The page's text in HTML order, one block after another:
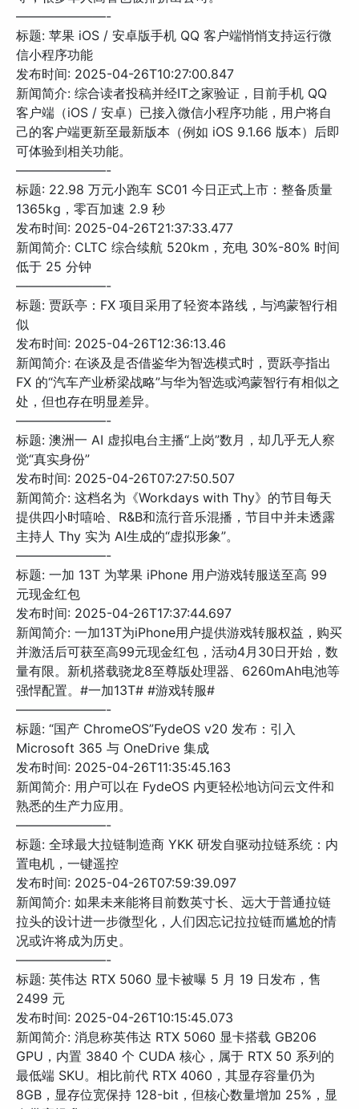
———————-
标题: 苹果 iOS / 安卓版手机 QQ 客户端悄悄支持运行微
信小程序功能
发布时间: 2025-04-26T10:27:00.847
新闻简介: 综合读者投稿并经IT之家验证，目前手机 QQ
客户端（iOS / 安卓）已接入微信小程序功能，用户将自
己的客户端更新至最新版本（例如 iOS 9.1.66 版本）后即
可体验到相关功能。
———————-
标题: 22.98 万元小跑车 SC01 今日正式上市：整备质量
1365kg，零百加速 2.9 秒
发布时间: 2025-04-26T21:37:33.477
新闻简介: CLTC 综合续航 520km，充电 30%-80% 时间
低于 25 分钟
———————-
标题: 贾跃亭：FX 项目采用了轻资本路线，与鸿蒙智行相
似
发布时间: 2025-04-26T12:36:13.46
新闻简介: 在谈及是否借鉴华为智选模式时，贾跃亭指出
FX 的“汽车产业桥梁战略”与华为智选或鸿蒙智行有相似之
处，但也存在明显差异。
———————-
标题: 澳洲一 AI 虚拟电台主播“上岗”数月，却几乎无人察
觉“真实身份”
发布时间: 2025-04-26T07:27:50.507
新闻简介: 这档名为《Workdays with Thy》的节目每天
提供四小时嘻哈、R&B和流行音乐混播，节目中并未透露
主持人 Thy 实为 AI生成的“虚拟形象”。
———————-
标题: 一加 13T 为苹果 iPhone 用户游戏转服送至高 99
元现金红包
发布时间: 2025-04-26T17:37:44.697
新闻简介: 一加13T为iPhone用户提供游戏转服权益，购买
并激活后可获至高99元现金红包，活动4月30日开始，数
量有限。新机搭载骁龙8至尊版处理器、6260mAh电池等
强悍配置。#一加13T# #游戏转服#
———————-
标题: “国产 ChromeOS”FydeOS v20 发布：引入
Microsoft 365 与 OneDrive 集成
发布时间: 2025-04-26T11:35:45.163
新闻简介: 用户可以在 FydeOS 内更轻松地访问云文件和
熟悉的生产力应用。
———————-
标题: 全球最大拉链制造商 YKK 研发自驱动拉链系统：内
置电机，一键遥控
发布时间: 2025-04-26T07:59:39.097
新闻简介: 如果未来能将目前数英寸长、远大于普通拉链
拉头的设计进一步微型化，人们因忘记拉拉链而尴尬的情
况或许将成为历史。
———————-
标题: 英伟达 RTX 5060 显卡被曝 5 月 19 日发布，售
2499 元
发布时间: 2025-04-26T10:15:45.073
新闻简介: 消息称英伟达 RTX 5060 显卡搭载 GB206
GPU，内置 3840 个 CUDA 核心，属于 RTX 50 系列的
最低端 SKU。相比前代 RTX 4060，其显存容量仍为
8GB，显存位宽保持 128-bit，但核心数量增加 25%，显